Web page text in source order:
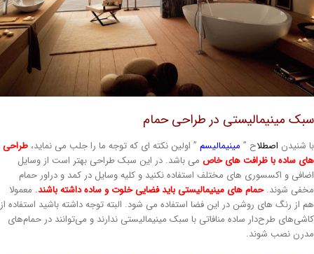
مینیمالیستی در طراحی حمام
شنیدن اصطلاح ” مینیمالیسم” اولین نکته ای که توجه ما را جلب می نماید، طراحی
ساده با ظرافت های خاص می باشد. در این سبک طراحی بهتر است از وسایل
و اکسسوری های مختلف استفاده نکنید و کلیه وسایل در کمد و دراور حمام
شوند.حمام های مینیمالیستی باید فضایی خلوت و ساده داشته باشند.معمولا
از رنگ های روشن در این فضا استفاده می شود. البته توجه داشته باشید استفاده از
طرح‌دار ساده منافاتی با سبک مینیمالیستی ندارند و می‌توانند در حمام‌های
نصب شوند.